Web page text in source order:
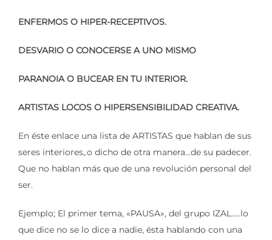
ENFERMOS O HIPER-RECEPTIVOS.
DESVARIO O CONOCERSE A UNO MISMO
PARANOIA O BUCEAR EN TU INTERIOR.
ARTISTAS LOCOS O HIPERSENSIBILIDAD CREATIVA.
En éste enlace una lista de ARTISTAS que hablan de sus
seres interiores,.o dicho de otra manera…de su padecer.
Que no hablan más que de una revolución personal del
ser.
Ejemplo; El primer tema, «PAUSA», del grupo IZAL…..lo
que dice no se lo dice a nadie, ésta hablando con una